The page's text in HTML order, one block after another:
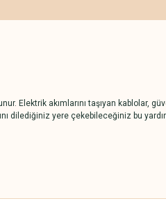
Elektrik akımlarını taşıyan kablolar,
dilediğiniz yere çekebileceğiniz bu
ile sağlam ve uzun ömürlü bir kullanımı